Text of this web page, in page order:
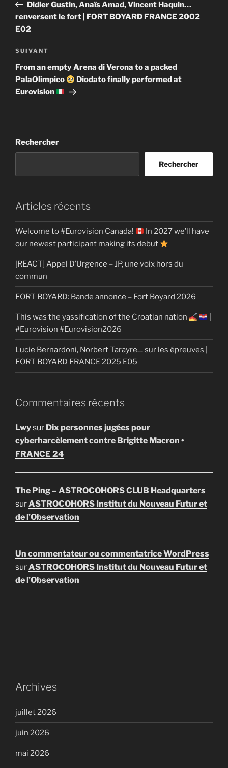
l’article
Didier Gustin, Anaïs Amad, Vincent Haquin…
renversent le fort | FORT BOYARD FRANCE 2002
E02
Article
suivant
SUIVANT
From an empty Arena di Verona to a packed
PalaOlimpico
Diodato finally performed at
Eurovision
Rechercher
Rechercher
Articles récents
Welcome to #Eurovision Canada!
In 2027 we’ll have
our newest participant making its debut
[REACT] Appel D’Urgence – JP, une voix hors du
commun
FORT BOYARD: Bande annonce – Fort Boyard 2026
This was the yassification of the Croatian nation
#Eurovision #Eurovision2026
Lucie Bernardoni, Norbert Tarayre… sur les épreuves |
FORT BOYARD FRANCE 2025 E05
Commentaires récents
Lwysur Dix personnes jugées pour
cyberharcèlement contre Brigitte Macron •
FRANCE 24
The Ping – ASTROCOHORS CLUB Headquarters
surASTROCOHORS Institut du Nouveau Futur et
de l’Observation
Un commentateur ou commentatrice WordPress
surASTROCOHORS Institut du Nouveau Futur et
de l’Observation
Archives
juillet 2026
juin 2026
mai 2026